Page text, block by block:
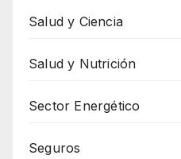
Salud y Ciencia
Salud y Nutrición
Sector Energético
Seguros